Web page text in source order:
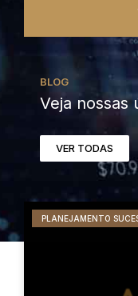
BLOG
Veja nossas
VER TODAS
PLANEJAMENTO